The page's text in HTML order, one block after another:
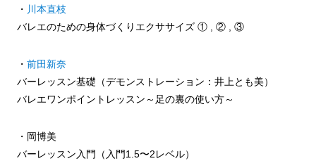
・ 川本直枝
バレエのための身体づくりエクササイズ ① , ② , ③
・ 前田新奈
バーレッスン基礎（デモンストレーション：井上とも美）
バレエワンポイントレッスン～足の裏の使い方～
・岡博美
バーレッスン入門（入門1.5〜2レベル）